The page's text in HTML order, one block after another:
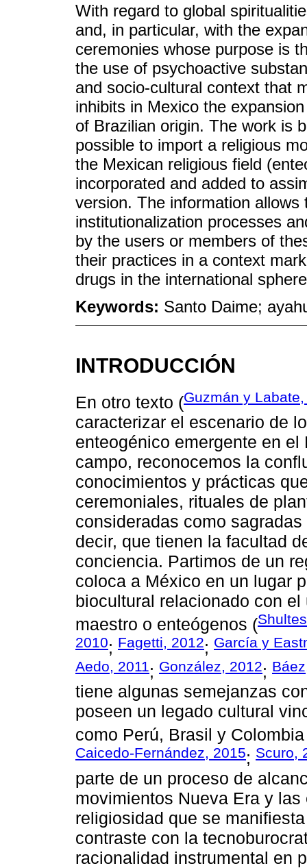
With regard to global
and, in particular, with the
ceremonies whose purpose is
the use of psychoactive
and socio-cultural context that
inhibits in Mexico the
of Brazilian origin. The work is
possible to import a religious
the Mexican religious field
incorporated and added to
version. The information
institutionalization processes
by the users or members of
their practices in a context
drugs in the international
Keywords: Santo Daime;
INTRODUCCIÓN
En otro texto (Guzmán y
caracterizar el escenario de
enteogénico emergente en
campo, reconocemos la
conocimientos y prácticas
ceremoniales, rituales de
consideradas como
decir, que tienen la facultad
conciencia. Partimos de un
coloca a México en un lugar
biocultural relacionado con
maestro o enteógenos (
2010; Fagetti, 2012; García y
Aedo, 2011 ; González, 2012;
tiene algunas semejanzas
poseen un legado cultural
como Perú, Brasil y
Caicedo-Fernández, 2015; Scuro,
parte de un proceso de
movimientos Nueva Era y
religiosidad que se
contraste con la
racionalidad instrumental en